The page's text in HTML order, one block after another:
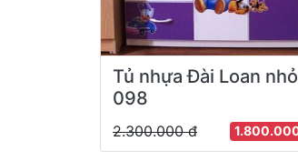
Tủ nhựa Đài Loan nhỏ
098
2.300.000 đ